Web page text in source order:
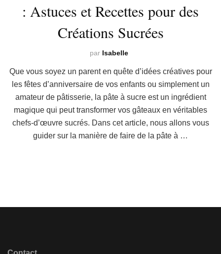
: Astuces et Recettes pour des
Créations Sucrées
par Isabelle
Que vous soyez un parent en quête d’idées créatives pour
les fêtes d’anniversaire de vos enfants ou simplement un
amateur de pâtisserie, la pâte à sucre est un ingrédient
magique qui peut transformer vos gâteaux en véritables
chefs-d’œuvre sucrés. Dans cet article, nous allons vous
guider sur la manière de faire de la pâte à …